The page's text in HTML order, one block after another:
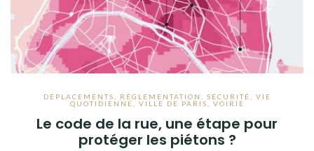
DÉPLACEMENTS RÉGLEMENTATION SÉCURITÉ
VIE
QUOTIDIENNE
VILLE DE PARIS VOIRIE
Le code de la rue, une étape pour
protéger les piétons ?